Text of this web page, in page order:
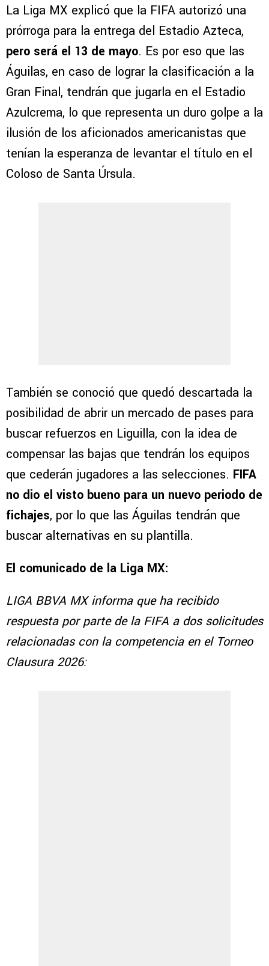
La Liga MX explicó que la FIFA autorizó una
prórroga para la entrega del Estadio Azteca,
pero será el 13 de mayo. Es por eso que las
Águilas, en caso de lograr la clasificación a la
Gran Final, tendrán que jugarla en el Estadio
Azulcrema, lo que representa un duro golpe a la
ilusión de los aficionados americanistas que
tenían la esperanza de levantar el título en el
Coloso de Santa Úrsula.
También se conoció que quedó descartada la
posibilidad de abrir un mercado de pases para
buscar refuerzos en Liguilla, con la idea de
compensar las bajas que tendrán los equipos
que cederán jugadores a las selecciones. FIFA
no dio el visto bueno para un nuevo periodo de
fichajes, por lo que las Águilas tendrán que
buscar alternativas en su plantilla.
El comunicado de la Liga MX:
LIGA BBVA MX informa que ha recibido
respuesta por parte de la FIFA a dos solicitudes
relacionadas con la competencia en el Torneo
Clausura 2026: